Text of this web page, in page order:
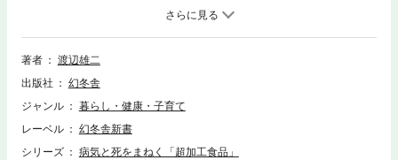
やめると体調がよくなることがある。実際アメリカでは「超加工食品」が
大問題になっており、いくつかの州では学校給食から排除する法律が成立
している。海外の専門誌に発表された研究論文では「超加工食品」が糖尿
病、心臓病、がん、認知症、うつ病を増加させることが明らかに。そこで
にならない食生活」を送るための秘訣を紹介する。
著者
渡辺雄二
出版社
幻冬舎
ジャンル
暮らし・健康・子育て
レーベル
幻冬舎新書
シリーズ
病気と死をまねく「超加工食品」